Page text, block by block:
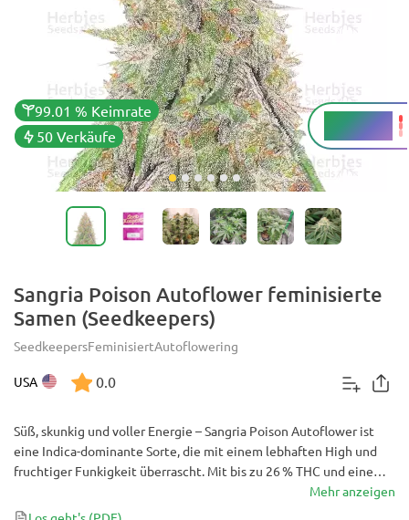
99.01 % Keimrate
50 Verkäufe
24 - 26 %
THC
Sangria Poison Autoflower feminisierte
Samen (Seedkeepers)
SeedkeepersFeminisiertAutoflowering
USA 0.0
Süß, skunkig und voller Energie – Sangria Poison Autoflower ist
eine Indica-dominante Sorte, die mit einem lebhaften High und
fruchtiger Funkigkeit überrascht. Mit bis zu 26 % THC und einem
Terpenprofil aus Skunk, Beeren und Bonbonsüße vereint dieser
schnell blühende Autoflower Kreativität, Ruhe und Antrieb in
Mehr anzeigen